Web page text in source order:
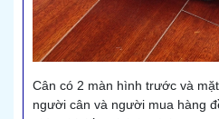
Cân có 2 màn hình trước và
người cân và người mua hàng